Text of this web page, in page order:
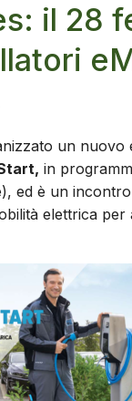
il 28
un nuovo
in
ed è un
elettrica